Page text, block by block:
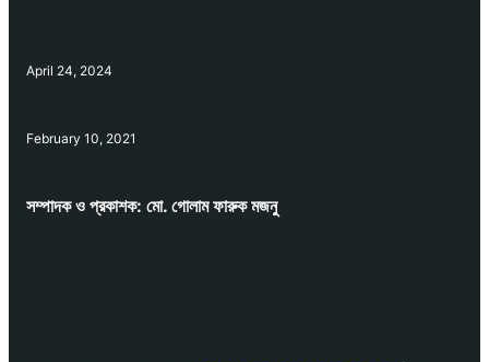
April 24, 2024
February 10, 2021
সম্পাদক ও প্রকাশক: মো. গোলাম ফারুক মজনু